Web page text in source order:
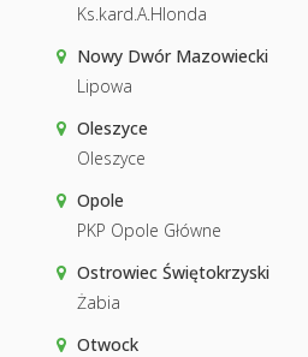
Ks.kard.A.Hlonda
Nowy Dwór Mazowiecki
Lipowa
Oleszyce
Oleszyce
Opole
PKP Opole Główne
Ostrowiec Świętokrzyski
Żabia
Otwock